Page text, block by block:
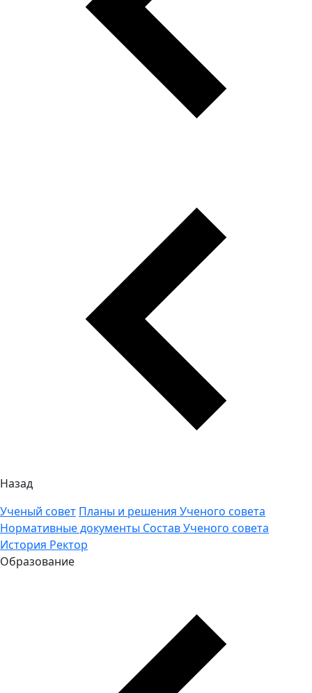
Назад
Ученый совет Планы и решения Ученого совета
Нормативные документы Состав Ученого совета
История Ректор
Образование